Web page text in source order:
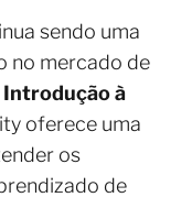
sendo uma
no mercado de
Introdução à
oferece uma
os
de